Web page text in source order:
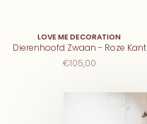
LOVE ME DECORATION
Dierenhoofd Zwaan - Roze Kant
€105,00